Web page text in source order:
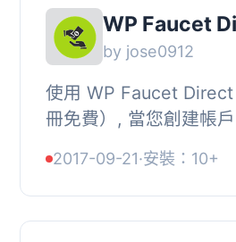
WP Faucet
by jose0912
使用 WP Faucet
冊免費）, 當您創建帳
2017-09-21·安裝：10+